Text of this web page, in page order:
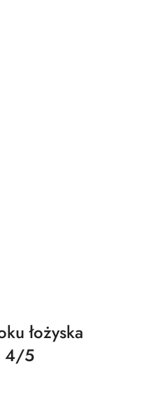
łożyska
4/5